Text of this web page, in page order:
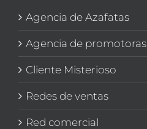
Agencia de Azafatas
Agencia de promotoras
Cliente Misterioso
Redes de ventas
Red comercial